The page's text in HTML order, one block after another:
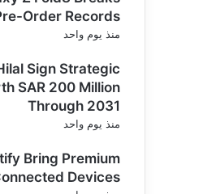
Order Records
منذ يوم واحد
Sign Strategic
SAR 200 Million
Through 2031
منذ يوم واحد
Bring Premium
Devices